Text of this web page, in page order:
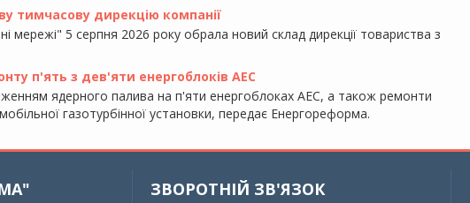
тимчасову дирекцію компанії
мережі" 5 серпня 2026 року обрала новий склад дирекції товариства з
п'ять з дев'яти енергоблоків АЕС
ядерного палива на п'яти енергоблоках АЕС, а також ремонти
газотурбінної установки, передає Енергореформа.
ЗВОРОТНІЙ ЗВ'ЯЗОК